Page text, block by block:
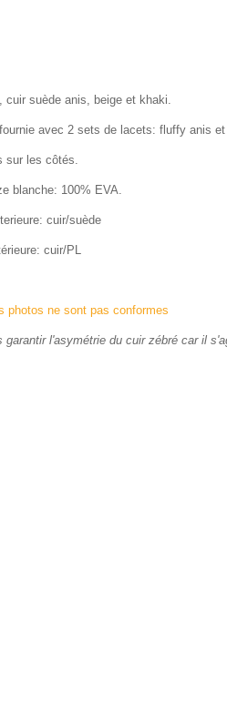
cuir suède anis, beige et khaki.
avec 2 sets de lacets: fluffy anis
sur les côtés.
blanche: 100% EVA.
cuir/suède
cuir/PL
photos ne sont pas conformes
garantir l'asymétrie du cuir zébré car il